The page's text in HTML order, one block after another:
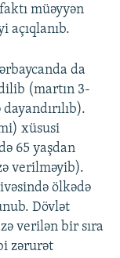
müəyyən
açıqlanıb.
da
(martın 3-
xüsusi
65 yaşdan
verilməyib).
ölkədə
Dövlət
verilən bir sıra
zərurət